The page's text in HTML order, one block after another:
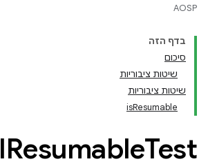
AOSP
בדף הזה
סיכום
שיטות ציבוריות
שיטות ציבוריות
isResumable
IResumableTest